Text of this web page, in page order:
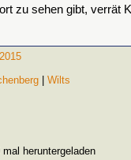
zu sehen gibt, verrät
Wilts
heruntergeladen